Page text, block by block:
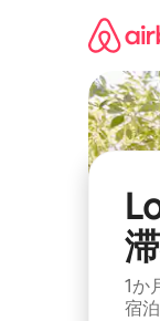
1か
宿